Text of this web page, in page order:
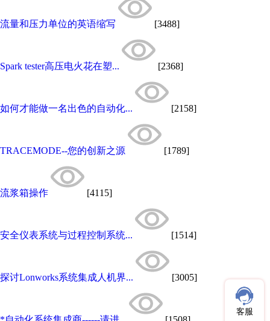
流量和压力单位的英语缩写 [3488]
Spark tester高压电火花在塑... [2368]
如何才能做一名出色的自动化... [2158]
TRACEMODE--您的创新之源 [1789]
流浆箱操作 [4115]
安全仪表系统与过程控制系统... [1514]
探讨Lonworks系统集成人机界... [3005]
客服